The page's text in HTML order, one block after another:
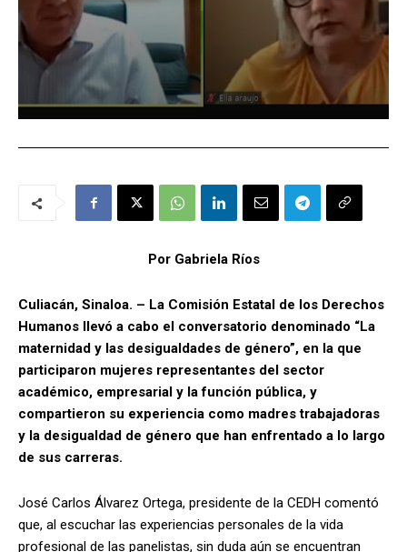
Por Gabriela Ríos
Culiacán, Sinaloa. – La Comisión Estatal de los Derechos
Humanos llevó a cabo el conversatorio denominado “La
maternidad y las desigualdades de género”, en la que
participaron mujeres representantes del sector
académico, empresarial y la función pública, y
compartieron su experiencia como madres trabajadoras
y la desigualdad de género que han enfrentado a lo largo
de sus carreras.
José Carlos Álvarez Ortega, presidente de la CEDH comentó
que, al escuchar las experiencias personales de la vida
profesional de las panelistas, sin duda aún se encuentran